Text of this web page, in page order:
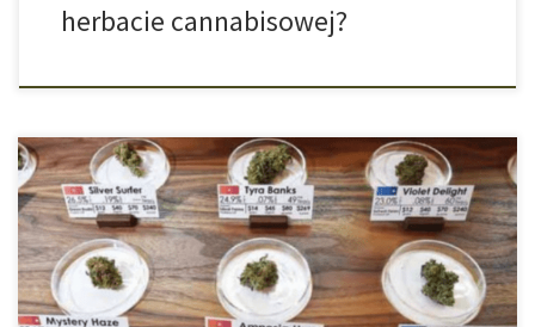
herbacie cannabisowej?
Dwoma największymi ryzykami przy spożywaniu cannabisu jest
obecna moda na jego silne odmiany i równoczesna konsumpcja z
tytoniem. Wysoko rankingowa grupa naukowców opracowała cały
rząd porad, w jaki sposób osoby spożywające marihuanę mogą
takie ryzyko zminimalizować. Jeśli ryzykownej konsumpcji